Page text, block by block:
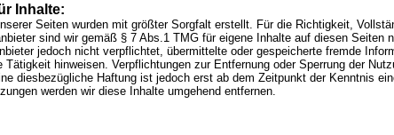
Inhalte:
Seiten wurden mit größter Sorgfalt erstellt. Für die Richtigkeit,
sind wir gemäß § 7 Abs.1 TMG für eigene Inhalte auf diesen
jedoch nicht verpflichtet, übermittelte oder gespeicherte fremde
Tätigkeit hinweisen. Verpflichtungen zur Entfernung oder Sperrung der
diesbezügliche Haftung ist jedoch erst ab dem Zeitpunkt der Kenntnis
werden wir diese Inhalte umgehend entfernen.